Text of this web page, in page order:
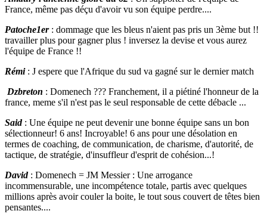
France, même pas déçu d'avoir vu son équipe perdre....
Patoche1er: dommage que les bleus n'aient pas pris un 3ème but !!
travailler plus pour gagner plus ! inversez la devise et vous aurez
l'équipe de France !!
Rémi: J espere que l'Afrique du sud va gagné sur le dernier match
Dzbreton : Domenech ??? Franchement, il a piétiné l'honneur de la
france, meme s'il n'est pas le seul responsable de cette débacle ...
Said: Une équipe ne peut devenir une bonne équipe sans un bon
sélectionneur! 6 ans! Incroyable! 6 ans pour une désolation en
termes de coaching, de communication, de charisme, d'autorité, de
tactique, de stratégie, d'insuffleur d'esprit de cohésion...!
David : Domenech = JM Messier : Une arrogance
incommensurable, une incompétence totale, partis avec quelques
millions après avoir couler la boite, le tout sous couvert de têtes bien
pensantes....